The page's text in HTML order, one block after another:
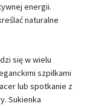
energii.
naturalne
się w wielu
szpilkami
lub spotkanie z
Sukienka